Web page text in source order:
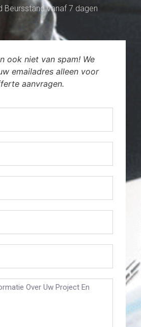
Beursstand vanaf 7 dagen
ook niet van spam! We
emailadres alleen voor
aanvragen.